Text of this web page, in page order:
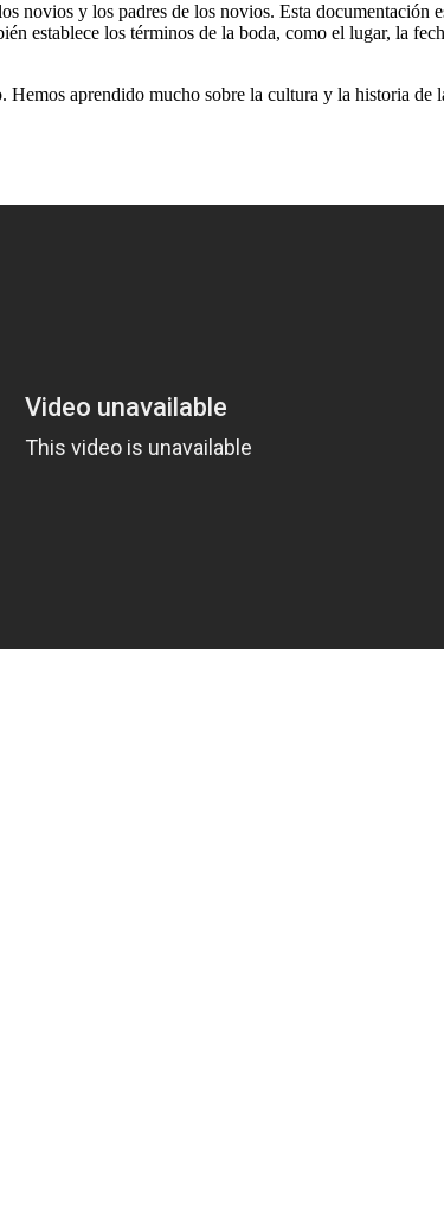
novios y los padres de los novios. Esta documentación
establece los términos de la boda, como el lugar, la
aprendido mucho sobre la cultura y la historia de